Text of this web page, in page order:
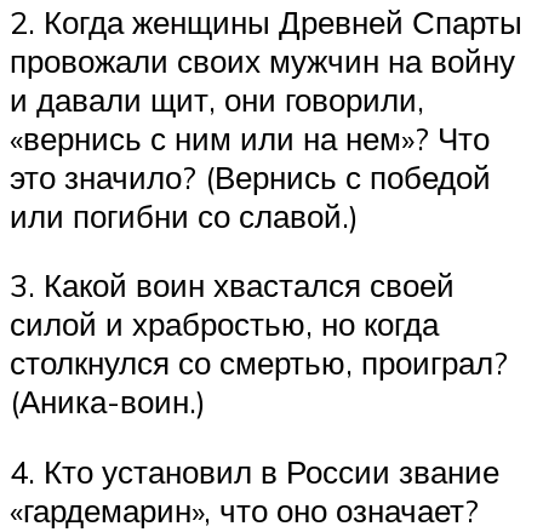
2. Когда женщины Древней Спарты
провожали своих мужчин на войну
и давали щит, они говорили,
«вернись с ним или на нем»? Что
это значило? (Вернись с победой
или погибни со славой.)
3. Какой воин хвастался своей
силой и храбростью, но когда
столкнулся со смертью, проиграл?
(Аника-воин.)
4. Кто установил в России звание
«гардемарин», что оно означает?